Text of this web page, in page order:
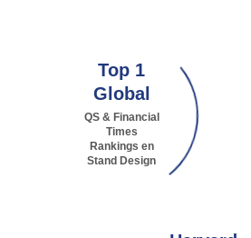
Top 1
Global
QS & Financial
Times
Rankings en
Stand Design